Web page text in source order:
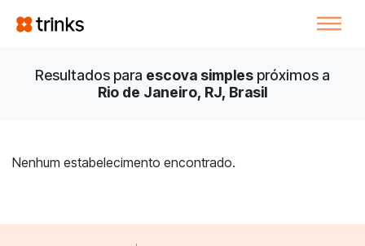
Resultados para escova simples próximos a
Rio de Janeiro, RJ, Brasil
Nenhum estabelecimento encontrado.